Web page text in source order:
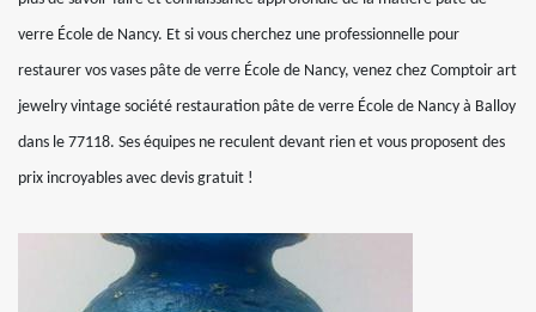
verre École de Nancy. Et si vous cherchez une professionnelle pour
restaurer vos vases pâte de verre École de Nancy, venez chez Comptoir art
jewelry vintage société restauration pâte de verre École de Nancy à Balloy
dans le 77118. Ses équipes ne reculent devant rien et vous proposent des
prix incroyables avec devis gratuit !